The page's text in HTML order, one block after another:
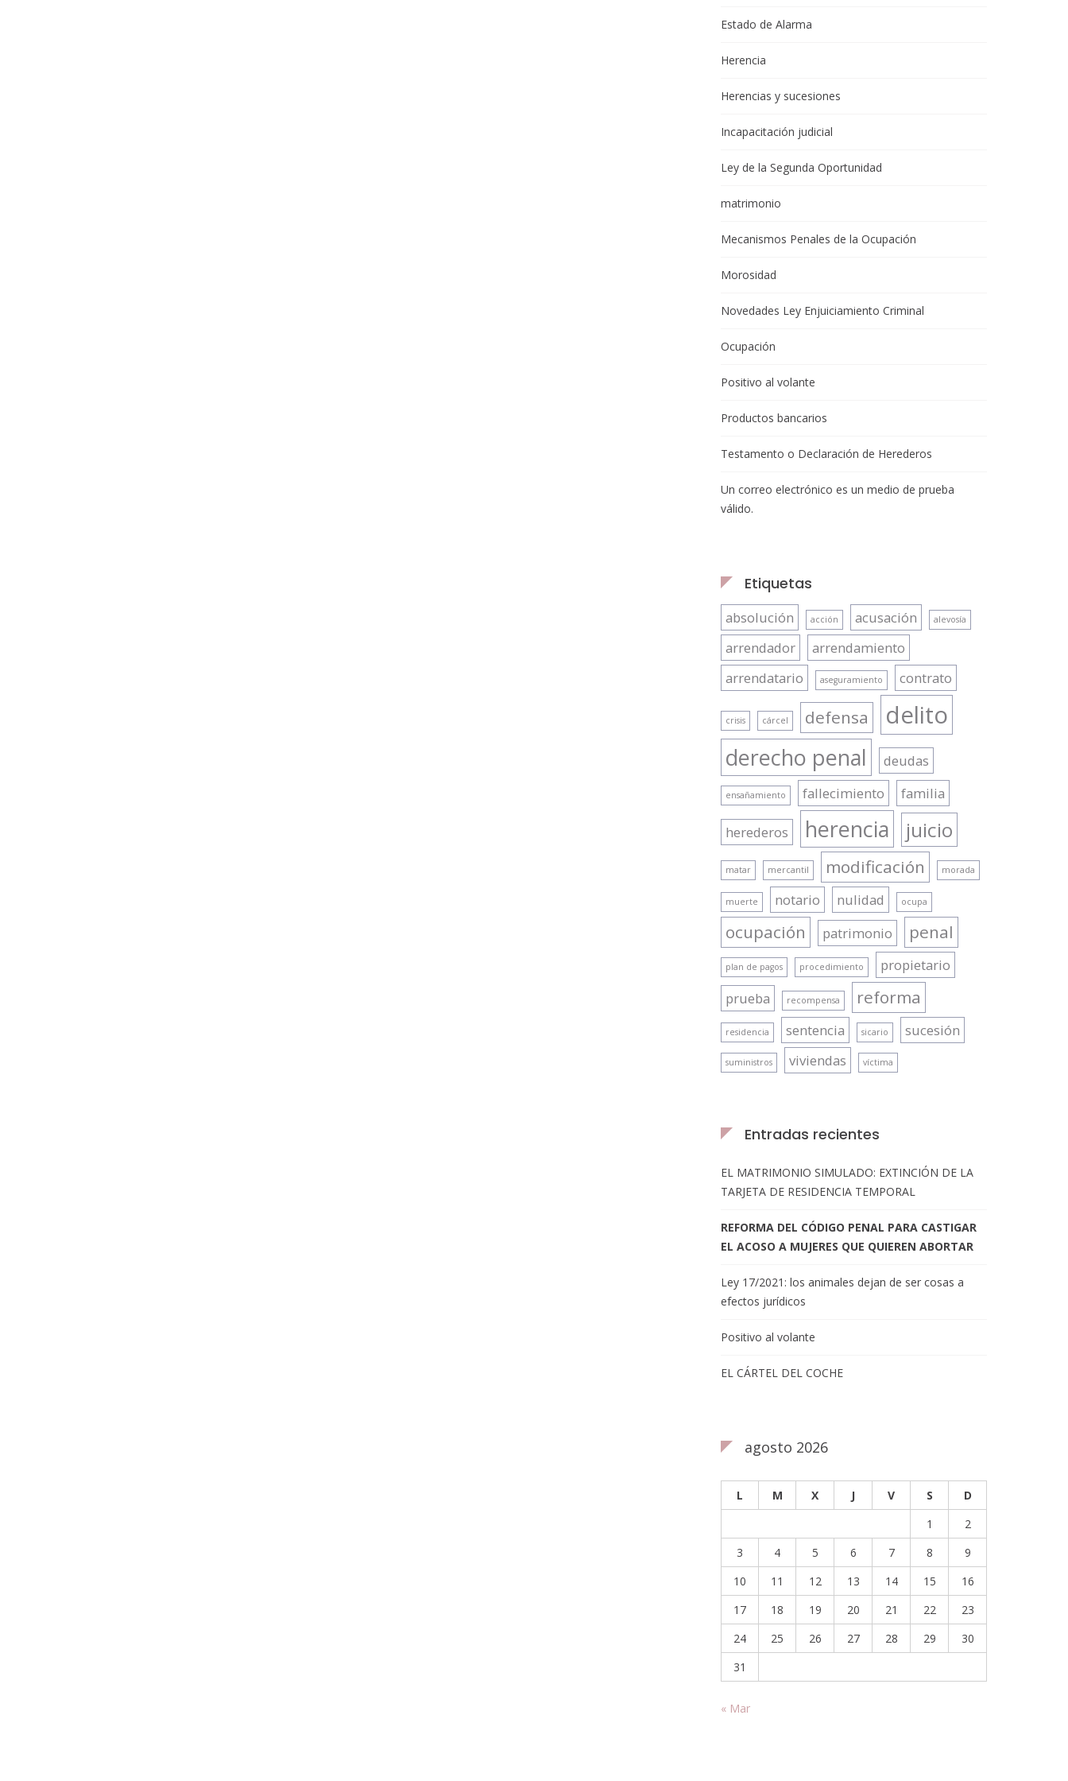
Estado de Alarma
Herencia
Herencias y sucesiones
Incapacitación judicial
Ley de la Segunda Oportunidad
matrimonio
Mecanismos Penales de la Ocupación
Morosidad
Novedades Ley Enjuiciamiento Criminal
Ocupación
Positivo al volante
Productos bancarios
Testamento o Declaración de Herederos
Un correo electrónico es un medio de prueba
válido.
Etiquetas
absolución acción acusación alevosía
arrendador
arrendamiento
arrendatario
aseguramiento contrato
crisis cárcel defensa delito
derecho penal deudas
ensañamiento fallecimiento familia
herederos herencia juicio
matar mercantil modificación morada
muerte notario nulidad ocupa
ocupación patrimonio penal
plan de pagos procedimiento
propietario
prueba
recompensa reforma
residencia sentencia sicario sucesión
suministros viviendas víctima
Entradas recientes
EL MATRIMONIO SIMULADO: EXTINCIÓN DE LA
TARJETA DE RESIDENCIA TEMPORAL
REFORMA DEL CÓDIGO PENAL PARA CASTIGAR
EL ACOSO A MUJERES QUE QUIEREN ABORTAR
Ley 17/2021: los animales dejan de ser cosas a
efectos jurídicos
Positivo al volante
EL CÁRTEL DEL COCHE
agosto 2026
L M X J V S
D
1
2
3
4 5 6 7 8
9
10
11 12 13 14 15
16
17
18 19 20 21 22
23
24
25 26 27 28 29
30
31
« Mar